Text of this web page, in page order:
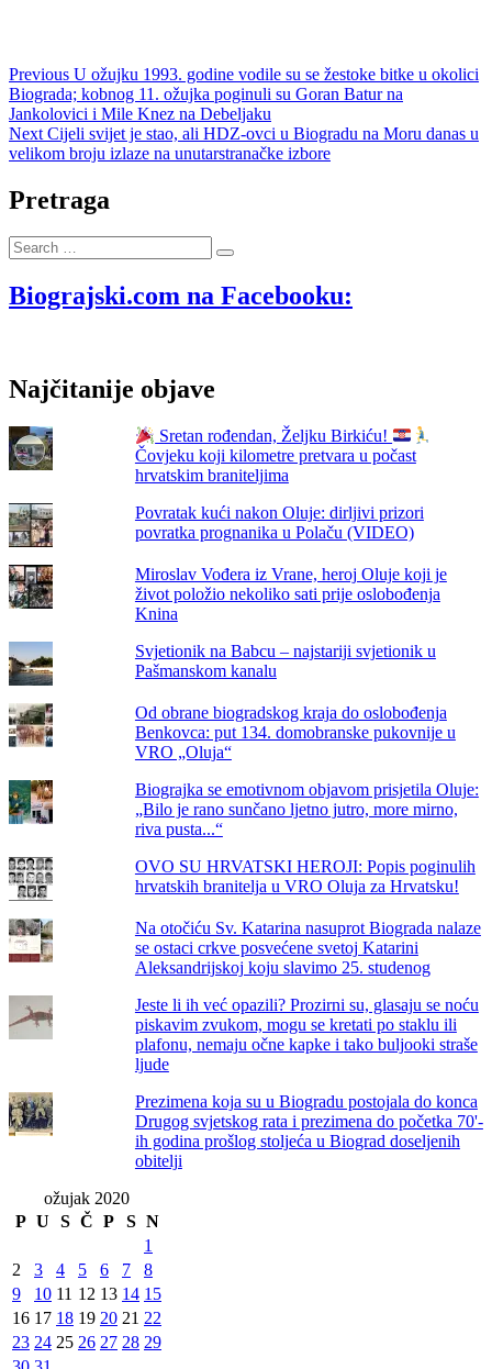
Navigacija
objava
Previous Previous
post:
U ožujku 1993. godine vodile su se žestoke bitke u okolici
Biograda; kobnog 11. ožujka poginuli su Goran Batur na
Jankolovici i Mile Knez na Debeljaku
Next Next
post:
Cijeli svijet je stao, ali HDZ-ovci u Biogradu na Moru danas u
velikom broju izlaze na unutarstranačke izbore
Pretraga
Search
…
Biograjski.com na Facebooku:
Najčitanije objave
Sretan rođendan, Željku Birkiću!
Čovjeku koji kilometre pretvara u počast
hrvatskim braniteljima
Povratak kući nakon Oluje: dirljivi prizori
povratka prognanika u Polaču (VIDEO)
Miroslav Vođera iz Vrane, heroj Oluje koji je
život položio nekoliko sati prije oslobođenja
Knina
Svjetionik na Babcu – najstariji svjetionik u
Pašmanskom kanalu
Od obrane biogradskog kraja do oslobođenja
Benkovca: put 134. domobranske pukovnije u
VRO „Oluja“
Biograjka se emotivnom objavom prisjetila Oluje:
„Bilo je rano sunčano ljetno jutro, more mirno,
riva pusta...“
OVO SU HRVATSKI HEROJI: Popis poginulih
hrvatskih branitelja u VRO Oluja za Hrvatsku!
Na otočiću Sv. Katarina nasuprot Biograda nalaze
se ostaci crkve posvećene svetoj Katarini
Aleksandrijskoj koju slavimo 25. studenog
Jeste li ih već opazili? Prozirni su, glasaju se noću
piskavim zvukom, mogu se kretati po staklu ili
plafonu, nemaju očne kapke i tako buljooki straše
ljude
Prezimena koja su u Biogradu postojala do konca
Drugog svjetskog rata i prezimena do početka 70'-
ih godina prošlog stoljeća u Biograd doseljenih
obitelji
ožujak 2020
P U S Č P S N
1
2
3 4 5 6 7
8
9
10 11 12 13 14 15
16 17 18 19 20 21 22
23 24 25 26 27 28 29